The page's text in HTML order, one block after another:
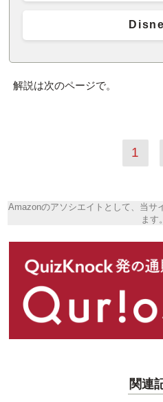
解説は次のページで。
1
Amazonのアソシエイトとして、当サ
ます。
関連